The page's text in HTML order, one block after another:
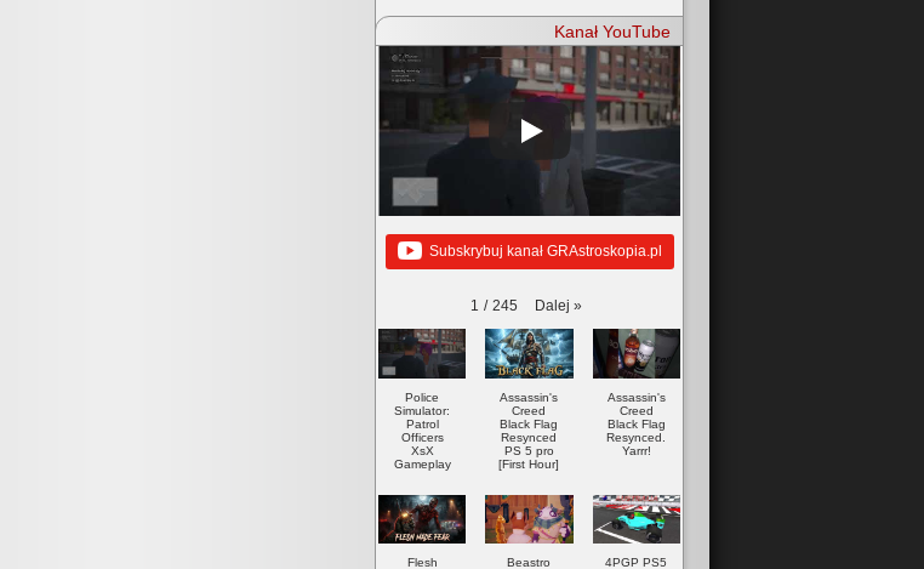
Kanał YouTube
Subskrybuj kanał GRAstroskopia.pl
1 / 245 Dalej »
Police
Simulator:
Patrol
Officers
XsX
Gameplay
Assassin's
Creed
Black Flag
Resynced
PS 5 pro
[First Hour]
Assassin's
Creed
Black Flag
Resynced.
Yarrr!
Flesh Beastro 4PGP PS5